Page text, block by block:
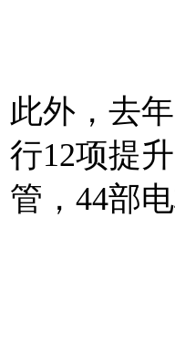
此外，去
行12项提
管，44部